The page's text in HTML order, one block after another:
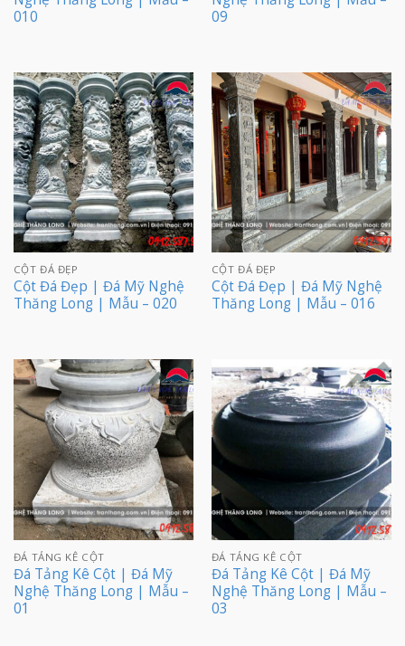
010
09
CỘT ĐÁ ĐẸP
Cột Đá Đẹp | Đá Mỹ Nghệ
Thăng Long | Mẫu – 020
CỘT ĐÁ ĐẸP
Cột Đá Đẹp | Đá Mỹ Nghệ
Thăng Long | Mẫu – 016
ĐÁ TẢNG KÊ CỘT
Đá Tảng Kê Cột | Đá Mỹ
Nghệ Thăng Long | Mẫu –
01
ĐÁ TẢNG KÊ CỘT
Đá Tảng Kê Cột | Đá Mỹ
Nghệ Thăng Long | Mẫu –
03